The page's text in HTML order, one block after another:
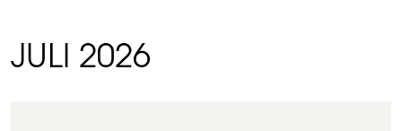
JULI 2026